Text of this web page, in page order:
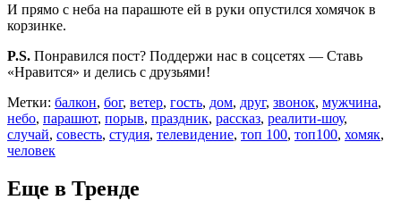
И прямо с неба на парашюте ей в руки опустился хомячок в
корзинке.
P.S. Понравился пост? Поддержи нас в соцсетях — Ставь
«Нравится» и делись с друзьями!
Метки: балкон, бог, ветер, гость, дом, друг, звонок, мужчина,
небо, парашют, порыв, праздник, рассказ, реалити-шоу,
случай, совесть, студия, телевидение, топ 100, топ100, хомяк,
человек
Еще в Тренде